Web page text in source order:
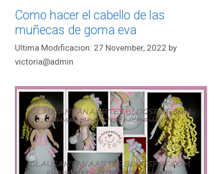
Como hacer el cabello de las
muñecas de goma eva
27 November, 2022 by
victoria@admin